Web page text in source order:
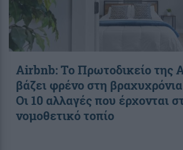
Airbnb: Το Πρωτοδικείο της
βάζει φρένο στη
Οι 10 αλλαγές που έρχονται
νομοθετικό τοπίο